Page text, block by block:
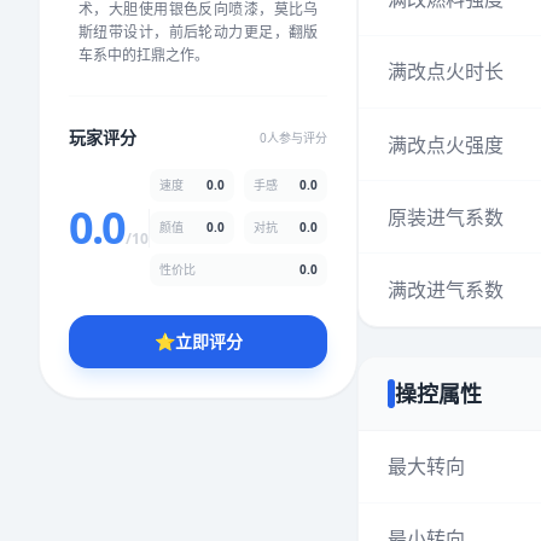
术，大胆使用银色反向喷漆，莫比乌
斯纽带设计，前后轮动力更足，翻版
车系中的扛鼎之作。
玩家评分 0人参与评分
0.0/10
速度 0.0 手感 0.0
颜值 0.0 对抗 0.0
性价比 0.0
⭐立即评分
满改点火时长
满改点火强度
原装进气系数
满改进气系数
操控属性
最大转向
★ ★★★★★★★
★★★★
性价比 5.0分
★★★ ★★
* 综合评分为玩家评分结果，速度占比0%，手感占比0%，对抗占比
0%，性价比占比0%，颜值占比0%